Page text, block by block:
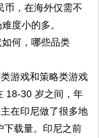
币，在海外仅需不
度小的多。
游戏和策略类游戏
18-30 岁之间，年
在印尼做了很多地
下载量。印尼之前